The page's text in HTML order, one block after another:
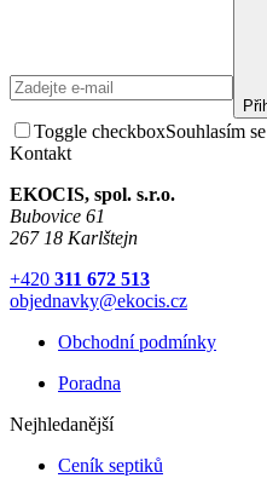
Toggle checkboxSouhlasím
Kontakt
EKOCIS, spol. s.r.o.
Bubovice 61
267 18 Karlštejn
+420 311 672 513
objednavky@ekocis.cz
Obchodní podmínky
Poradna
Nejhledanější
Ceník septiků